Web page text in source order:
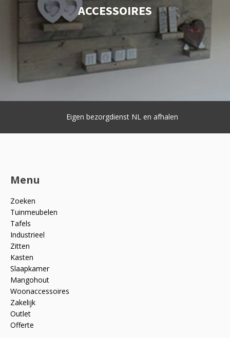
ACCESSOIRES
Eigen bezorgdienst NL en afhalen
Menu
Zoeken
Tuinmeubelen
Tafels
Industrieel
Zitten
Kasten
Slaapkamer
Mangohout
Woonaccessoires
Zakelijk
Outlet
Offerte